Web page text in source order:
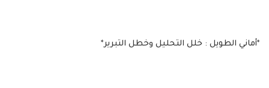
*أماني الطويل : خلل التحليل وخطل التبرير*